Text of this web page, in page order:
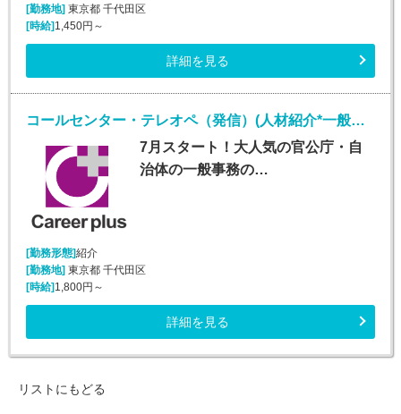
[勤務地]東京都 千代田区
[時給]1,450円～
詳細を見る
コールセンター・テレオペ（発信）(人材紹介*一般事務、審査案件*安定収入*大手町勤務)
7月スタート！大人気の官公庁・自
治体の一般事務の…
[勤務形態]紹介
[勤務地]東京都 千代田区
[時給]1,800円～
詳細を見る
リストにもどる